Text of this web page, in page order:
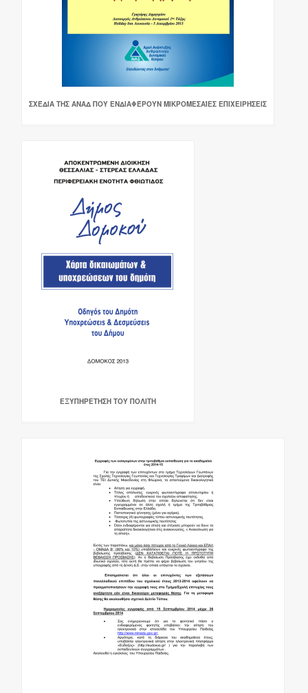
ΣΧΈΔΙΑ ΤΗΣ ΑΝΑΔ ΠΟΥ ΕΝΔΙΑΦΈΡΟΥΝ ΜΙΚΡΟΜΕΣΑΊΕΣ ΕΠΙΧΕΙΡΉΣΕΙΣ
ΕΞΥΠΗΡΕΤΗΣΗ ΤΟΥ ΠΟΛΙΤΗ